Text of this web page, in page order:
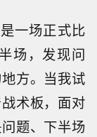
一场正式比
场，发现问
方。当我试
术板，面对
题、下半场